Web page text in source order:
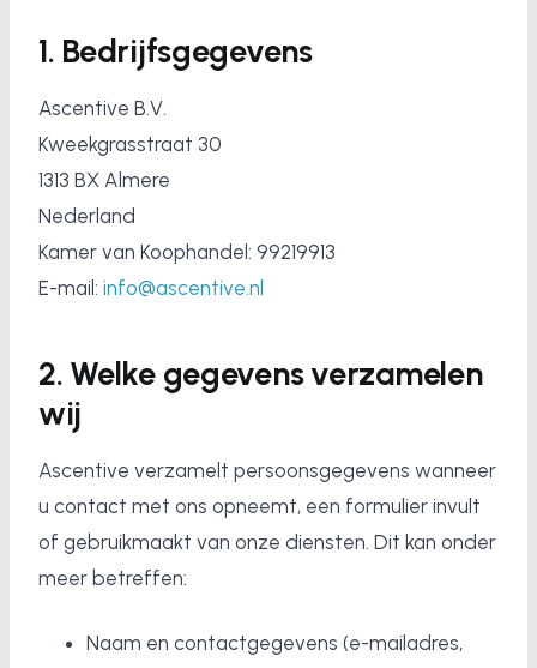
1. Bedrijfsgegevens
Ascentive B.V.
Kweekgrasstraat 30
1313 BX Almere
Nederland
Kamer van Koophandel: 99219913
E-mail: info@ascentive.nl
2. Welke gegevens verzamelen
wij
Ascentive verzamelt persoonsgegevens wanneer
u contact met ons opneemt, een formulier invult
of gebruikmaakt van onze diensten. Dit kan onder
meer betreffen:
Naam en contactgegevens (e-mailadres,